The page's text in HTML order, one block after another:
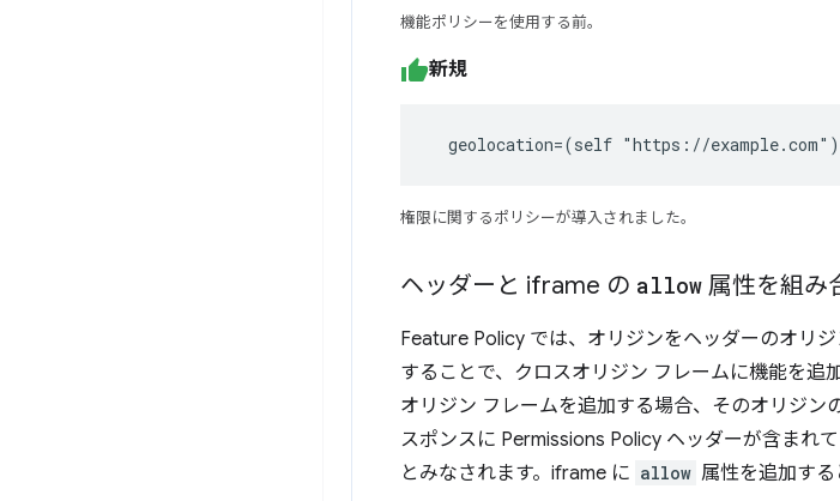
機能ポリシーを使用する前。
新規
geolocation=(self "https://
権限に関するポリシーが導入されました。
ヘッダーと iframe の allow 属性を組み
Feature Policy では、オリジンをヘッダーのオリ
することで、クロスオリジン フレームに機能を追
オリジン フレームを追加する場合、そのオリジン
スポンスに Permissions Policy ヘッダーが含まれ
とみなされます。iframe に allow 属性を追加する